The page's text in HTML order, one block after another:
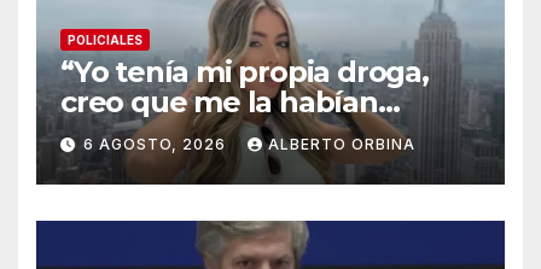
POLICIALES
“Yo tenía mi propia droga,
creo que me la habían
regalado”: qué declaró
Candela Arizaga ante la
justicia
6 AGOSTO, 2026 ALBERTO ORBINA